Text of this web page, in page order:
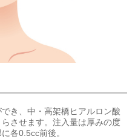
き、中・高架橋ヒアルロン酸
させます。注入量は厚みの度
各0.5cc前後。